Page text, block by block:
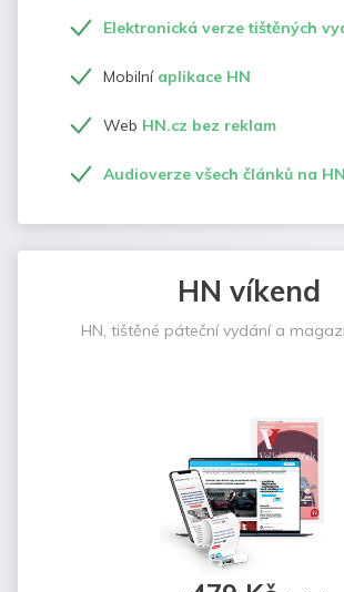
Elektronická verze tištěných
Mobilní aplikace HN
Web HN.cz bez reklam
Audioverze všech článků na
HN víkend
HN, tištěné páteční vydání a